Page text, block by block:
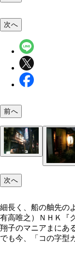
細長く、
日） １
み
『焼鳥
ほさかや
しょうち
次へ
前へ
次へ
細長く、船の舳先の
有高唯之）ＮＨＫ『
翔子のマニアまにあ
でも今、「コの字型